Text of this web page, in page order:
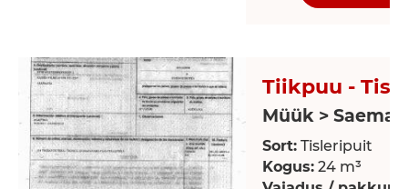
Tiikpuu -
Müük >
Sort: Tisleripuit
Kogus: 24 m³